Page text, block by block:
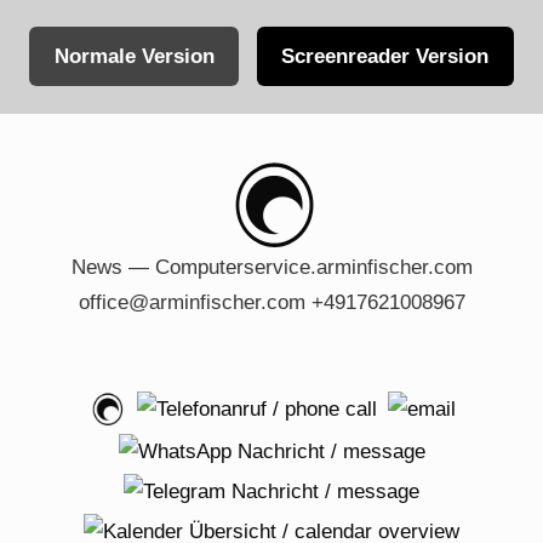
Normale Version Screenreader Version
News — Computerservice.arminfischer.com
office@arminfischer.com +4917621008967